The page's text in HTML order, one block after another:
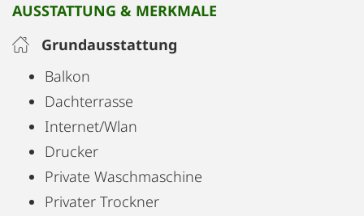
AUSSTATTUNG & MERKMALE
Grundausstattung
Balkon
Dachterrasse
Internet/Wlan
Drucker
Private Waschmaschine
Privater Trockner